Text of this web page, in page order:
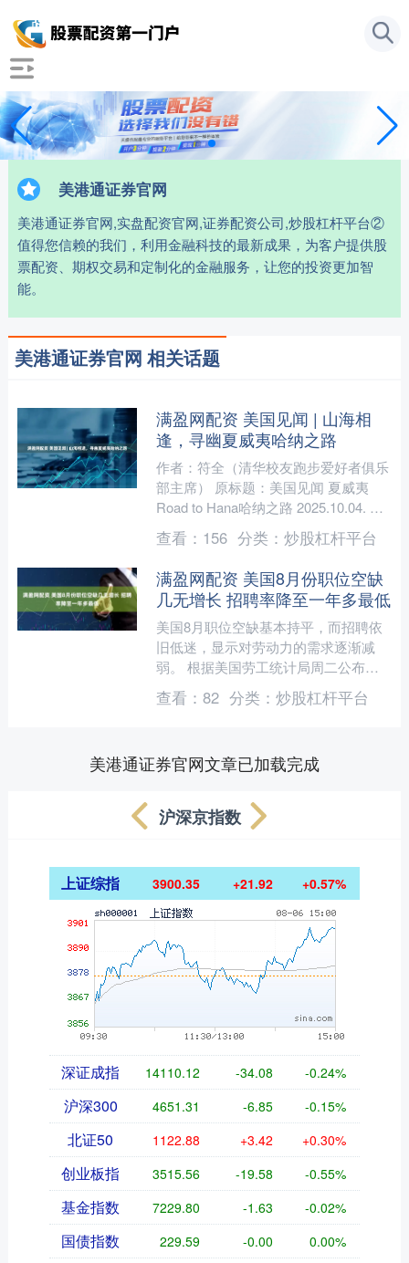
美港通证券官网
美港通证券官网,实盘配资官网,证券配资公司,炒股杠杆平台②
值得您信赖的我们，利用金融科技的最新成果，为客户提供股
票配资、期权交易和定制化的金融服务，让您的投资更加智
能。
美港通证券官网 相关话题
满盈网配资 美国见闻 | 山海相
逢，寻幽夏威夷哈纳之路
作者：符全（清华校友跑步爱好者俱乐
部主席） 原标题：美国见闻 夏威夷
Road to Hana哈纳之路 2025.10.04. 夏
威夷茂宜岛第4天，本来没有大的....
查看： 156 分类： 炒股杠杆平台
满盈网配资 美国8月份职位空缺
几无增长 招聘率降至一年多最低
美国8月职位空缺基本持平，而招聘依
旧低迷，显示对劳动力的需求逐渐减
弱。 根据美国劳工统计局周二公布的
数据，空缺职位数量从7月经修订后的
721万个微增至723万，....
查看： 82 分类： 炒股杠杆平台
美港通证券官网文章已加载完成
沪深京指数
上证综指 3900.35 +21.92 +0.57%
深证成指 14110.12 -34.08 -0.24%
沪深300 4651.31 -6.85 -0.15%
北证50 1122.88 +3.42 +0.30%
创业板指 3515.56 -19.58 -0.55%
基金指数 7229.80 -1.63 -0.02%
国债指数 229.59 -0.00 0.00%